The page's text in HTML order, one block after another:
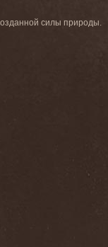
силы природы.